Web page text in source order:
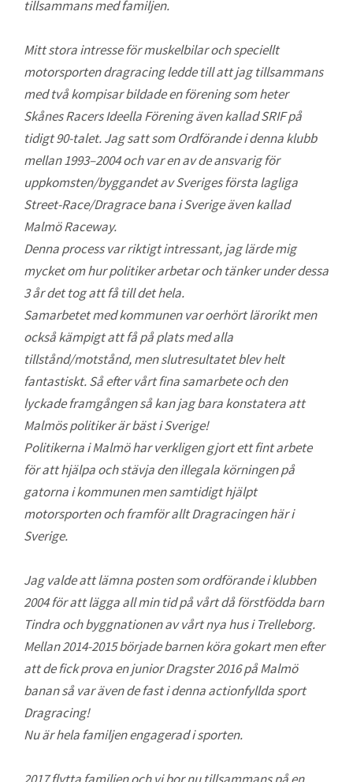
tillsammans med familjen.
Mitt stora intresse för muskelbilar och speciellt
motorsporten dragracing ledde till att jag tillsammans
med två kompisar bildade en förening som heter
Skånes Racers Ideella Förening även kallad SRIF på
tidigt 90-talet. Jag satt som Ordförande i denna klubb
mellan 1993–2004 och var en av de ansvarig för
uppkomsten/byggandet av Sveriges första lagliga
Street-Race/Dragrace bana i Sverige även kallad
Malmö Raceway.
Denna process var riktigt intressant, jag lärde mig
mycket om hur politiker arbetar och tänker under dessa
3 år det tog att få till det hela.
Samarbetet med kommunen var oerhört lärorikt men
också kämpigt att få på plats med alla
tillstånd/motstånd, men slutresultatet blev helt
fantastiskt. Så efter vårt fina samarbete och den
lyckade framgången så kan jag bara konstatera att
Malmös politiker är bäst i Sverige!
Politikerna i Malmö har verkligen gjort ett fint arbete
för att hjälpa och stävja den illegala körningen på
gatorna i kommunen men samtidigt hjälpt
motorsporten och framför allt Dragracingen här i
Sverige.
Jag valde att lämna posten som ordförande i klubben
2004 för att lägga all min tid på vårt då förstfödda barn
Tindra och byggnationen av vårt nya hus i Trelleborg.
Mellan 2014-2015 började barnen köra gokart men efter
att de fick prova en junior Dragster 2016 på Malmö
banan så var även de fast i denna actionfyllda sport
Dragracing!
Nu är hela familjen engagerad i sporten.